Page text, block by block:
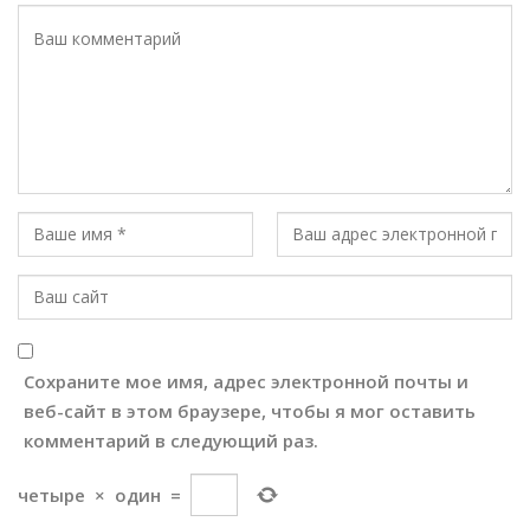
Сохраните мое имя, адрес электронной почты и
веб-сайт в этом браузере, чтобы я мог оставить
комментарий в следующий раз.
четыре × один =